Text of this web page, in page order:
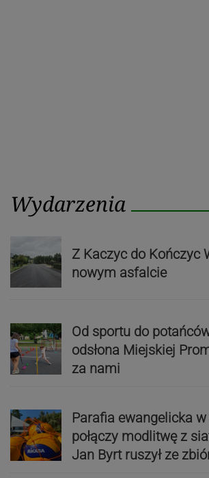
Wydarzenia
Z Kaczyc do Kończyc
nowym asfalcie
Od sportu do
odsłona Miejskiej
za nami
Parafia ewangelicka
połączy modlitwę z
Jan Byrt ruszył ze